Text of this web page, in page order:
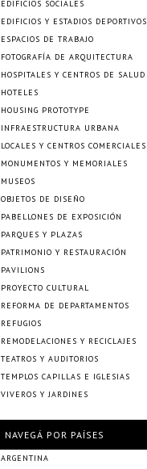
EDIFICIOS SOCIALES
EDIFICIOS Y ESTADIOS DEPORTIVOS
ESPACIOS DE TRABAJO
FOTOGRAFÍA DE ARQUITECTURA
HOSPITALES Y CENTROS DE SALUD
HOTELES
HOUSING PROTOTYPE
INFRAESTRUCTURA URBANA
LOCALES Y CENTROS COMERCIALES
MONUMENTOS Y MEMORIALES
MUSEOS
OBJETOS DE DISEÑO
PABELLONES DE EXPOSICIÓN
PARQUES Y PLAZAS
PATRIMONIO Y RESTAURACIÓN
PAVILIONS
PROYECTO CULTURAL
REFORMA DE DEPARTAMENTOS
REFUGIOS
REMODELACIONES Y RECICLAJES
TEATROS Y AUDITORIOS
TEMPLOS CAPILLAS E IGLESIAS
VIVEROS Y JARDINES
NAVEGÁ POR PAÍSES
ARGENTINA